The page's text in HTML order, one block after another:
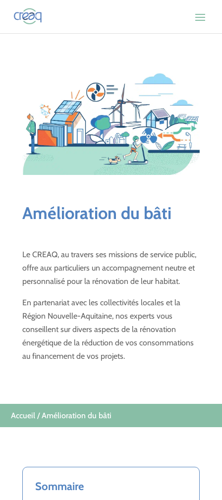
Amélioration du bâti
Le CREAQ, au travers ses missions de service public,
offre aux particuliers un accompagnement neutre et
personnalisé pour la rénovation de leur habitat.
En partenariat avec les collectivités locales et la
Région Nouvelle-Aquitaine, nos experts vous
conseillent sur divers aspects de la rénovation
énergétique de la réduction de vos consommations
au financement de vos projets.
Accueil / Amélioration du bâti
Sommaire